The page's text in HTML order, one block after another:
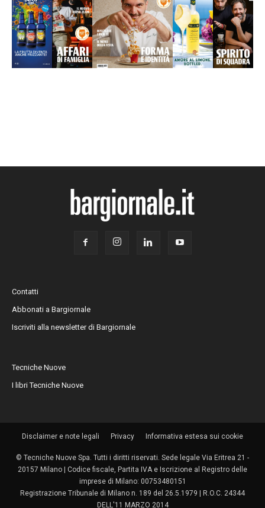
Contatti
Abbonati a Bargiornale
Iscriviti alla newsletter di Bargiornale
Tecniche Nuove
I libri Tecniche Nuove
Disclaimer e note legali Privacy Informativa estesa sui cookie
© Tecniche Nuove Spa. Tutti i diritti riservati. Sede legale Via Eritrea 21 -
20157 Milano | Codice fiscale, Partita IVA e Iscrizione al Registro delle
imprese di Milano: 00753480151
Registrazione Tribunale di Milano n. 189 del 26.5.1979 | R.O.C. 24344
DELL'11 MARZO 2014